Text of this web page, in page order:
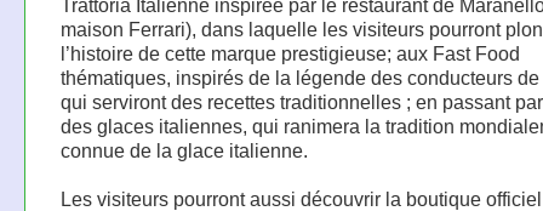
Trattoria Italienne inspirée par le restaurant de
maison Ferrari), dans laquelle les visiteurs pourront
l’histoire de cette marque prestigieuse; aux Fast Food
thématiques, inspirés de la légende des conducteurs
qui serviront des recettes traditionnelles ; en passant
des glaces italiennes, qui ranimera la tradition
connue de la glace italienne.
Les visiteurs pourront aussi découvrir la boutique